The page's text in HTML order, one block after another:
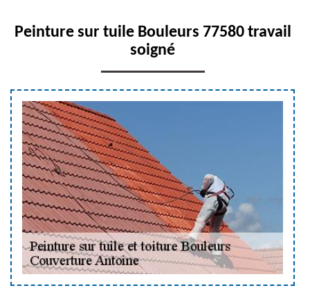
Peinture sur tuile Bouleurs 77580 travail
soigné